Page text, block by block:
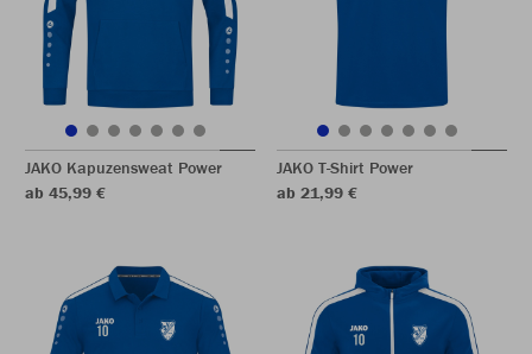
JAKO Kapuzensweat Power
ab 45,99 €
JAKO T-Shirt Power
ab 21,99 €